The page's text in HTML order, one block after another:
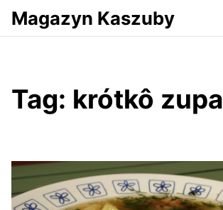
Przejdź do serwisu magazynkaszuby.pl
Magazyn Kaszuby
Tag: krótkô zupa